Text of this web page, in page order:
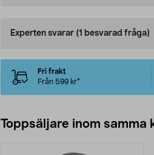
Experten svarar (1 besvarad fråga)
Fri frakt
Från 599 kr*
Toppsäljare inom samma